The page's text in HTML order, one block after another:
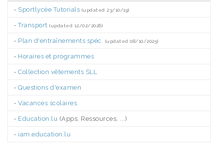
- Sportlycée Tutorials (updated 23/10/19)
-Transport (updated 12/02/2026)
- Plan d'entraînements spéc. (updated 08/10/2025)
- Horaires et programmes
- Collection vêtements SLL
- Questions d'examen
- Vacances scolaires
- Education.lu (Apps, Ressources, ...)
- iam.education.lu